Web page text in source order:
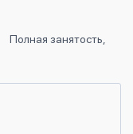
Полная занятость,